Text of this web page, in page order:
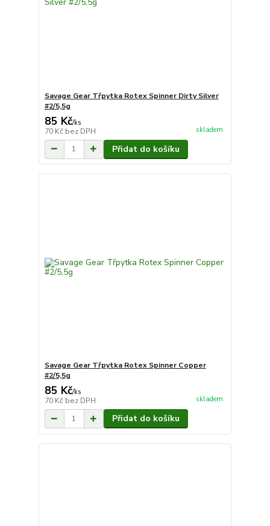
Savage Gear Třpytka Rotex Spinner Dirty Silver
#2/5,5g
85 Kč/ks
70 Kč bez DPH skladem
Přidat do košíku
Savage Gear Třpytka Rotex Spinner Copper
#2/5,5g
85 Kč/ks
70 Kč bez DPH skladem
Přidat do košíku